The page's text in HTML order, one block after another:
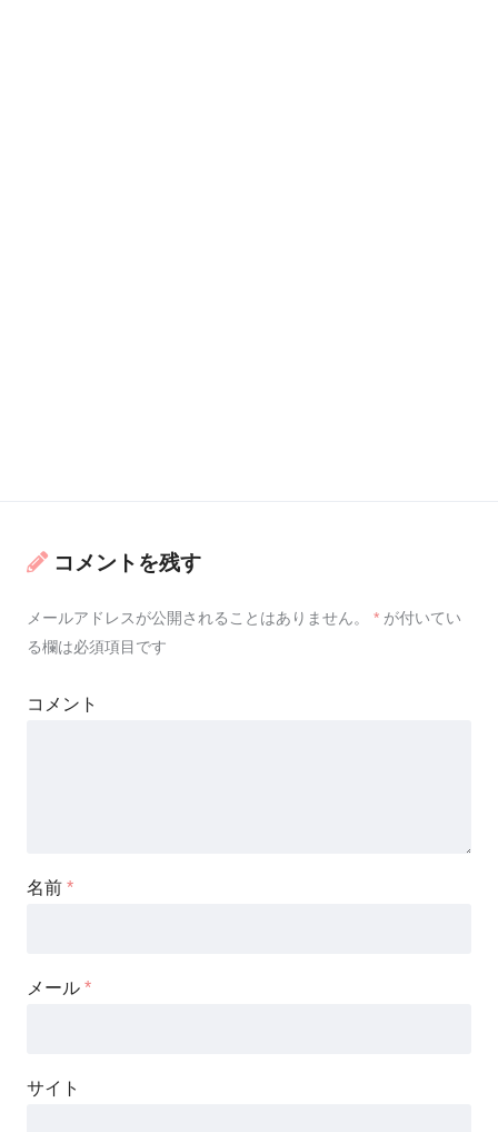
コメントを残す
メールアドレスが公開されることはありません。 * が付いてい
る欄は必須項目です
コメント
名前 *
メール *
サイト